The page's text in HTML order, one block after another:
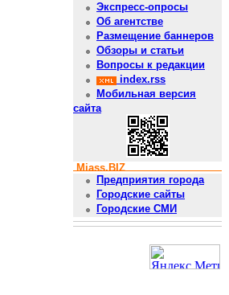
Экспресс-опросы
Об агентстве
Размещение баннеров
Обзоры и статьи
Вопросы к редакции
index.rss
Мобильная версия
сайта
Miass.BIZ
Предприятия города
Городские сайты
Городские СМИ